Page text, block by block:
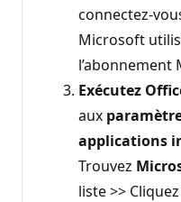
connectez-
Microsoft
l’abonnement
Exécutez
aux
applications
Trouvez
liste >>